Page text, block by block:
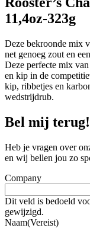
11,4oz-323g
Deze bekroonde mix
net genoeg zout en
Deze perfecte mix
en kip in de
kip, ribbetjes en
wedstrijdrub.
Bel mij terug!
Heb je vragen over
en wij bellen jou zo
Company
Dit veld is bedoeld
gewijzigd.
Naam(Vereist)